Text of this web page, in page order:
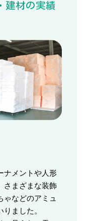
建材の実績
ナメントや人形
さまざまな装飾
ゃなどのアミュ
ました。